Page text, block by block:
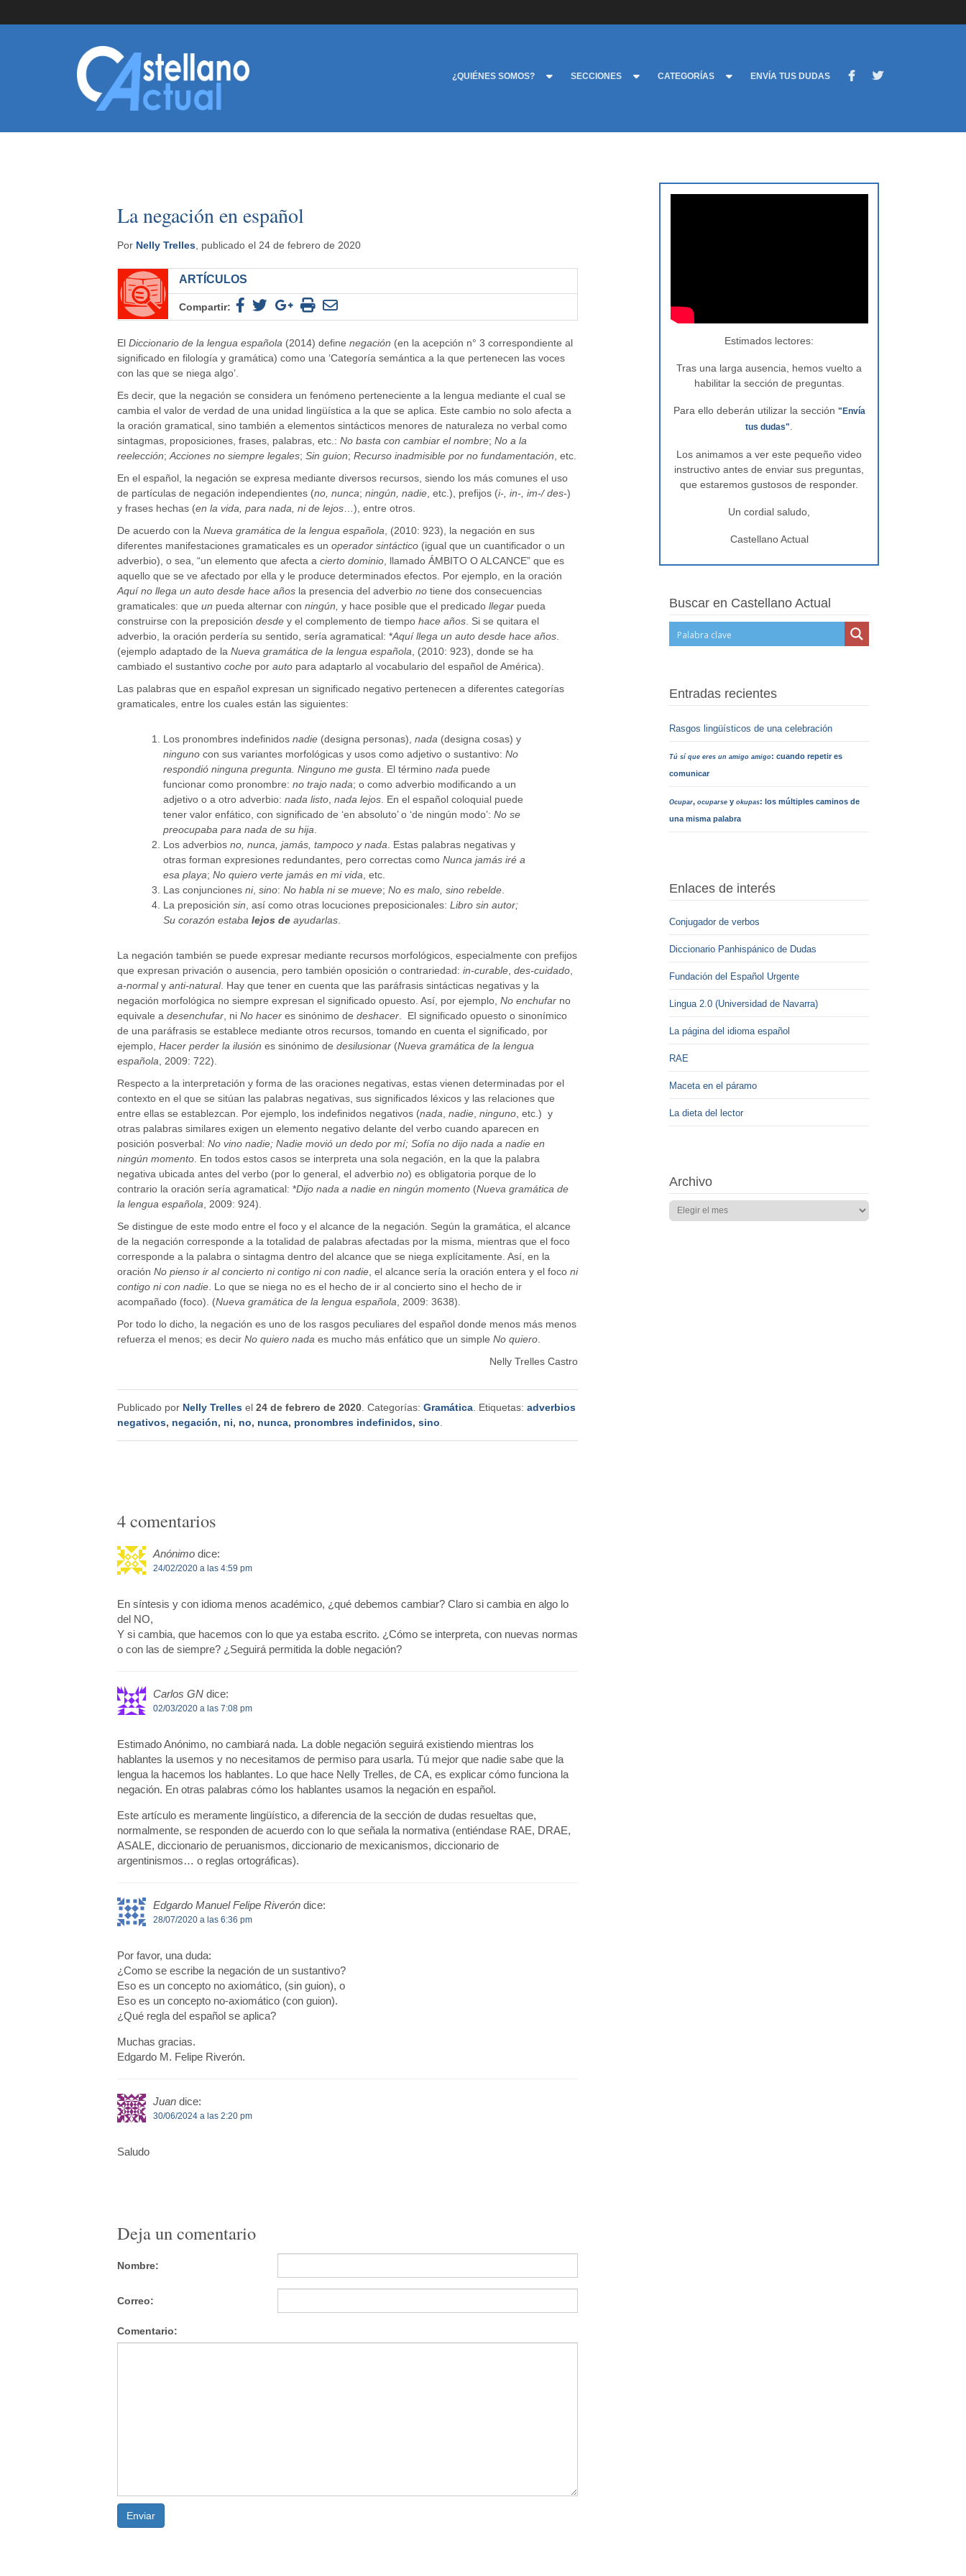
¿QUIÉNES SOMOS? SECCIONES CATEGORÍAS ENVÍA TUS DUDAS
La negación en español
Por Nelly Trelles, publicado el 24 de febrero de 2020
ARTÍCULOS
Compartir:
El Diccionario de la lengua española (2014) define negación (en la acepción n° 3 correspondiente al
significado en filología y gramática) como una ‘Categoría semántica a la que pertenecen las voces
con las que se niega algo’.
Es decir, que la negación se considera un fenómeno perteneciente a la lengua mediante el cual se
cambia el valor de verdad de una unidad lingüística a la que se aplica. Este cambio no solo afecta a
la oración gramatical, sino también a elementos sintácticos menores de naturaleza no verbal como
sintagmas, proposiciones, frases, palabras, etc.: No basta con cambiar el nombre; No a la
reelección; Acciones no siempre legales; Sin guion; Recurso inadmisible por no fundamentación , etc.
En el español, la negación se expresa mediante diversos recursos, siendo los más comunes el uso
de partículas de negación independientes (no, nunca; ningún, nadie, etc.), prefijos (i-, in-, im-/ des-)
y frases hechas (en la vida, para nada, ni de lejos…), entre otros.
De acuerdo con la Nueva gramática de la lengua española , (2010: 923), la negación en sus
diferentes manifestaciones gramaticales es un operador sintáctico(igual que un cuantificador o un
adverbio), o sea, “un elemento que afecta a cierto dominio, llamado ÁMBITO O ALCANCE” que es
aquello que se ve afectado por ella y le produce determinados efectos. Por ejemplo, en la oración
Aquí no llega un auto desde hace añosla presencia del adverbio notiene dos consecuencias
gramaticales: que un pueda alternar con ningún, y hace posible que el predicado llegarpueda
construirse con la preposición desdey el complemento de tiempo hace años. Si se quitara el
adverbio, la oración perdería su sentido, sería agramatical: *Aquí llega un auto desde hace años.
(ejemplo adaptado de la Nueva gramática de la lengua española , (2010: 923), donde se ha
cambiado el sustantivo cochepor autopara adaptarlo al vocabulario del español de América).
Las palabras que en español expresan un significado negativo pertenecen a diferentes categorías
gramaticales, entre los cuales están las siguientes:
Los pronombres indefinidos nadie (designa personas), nada (designa cosas) y
ningunocon sus variantes morfológicas y usos como adjetivo o sustantivo: No
respondió ninguna pregunta. Ninguno me gusta . El término nada puede
funcionar como pronombre: no trajo nada; o como adverbio modificando a un
adjetivo o a otro adverbio: nada listo, nada lejos. En el español coloquial puede
tener valor enfático, con significado de ‘en absoluto’ o ‘de ningún modo’: No se
preocupaba para nada de su hija
Los adverbios no, nunca, jamás, tampoco y nada . Estas palabras negativas y
otras forman expresiones redundantes, pero correctas como Nunca jamás iré a
esa playa; No quiero verte jamás en mi vida , etc.
Las conjunciones ni, sino: No habla ni se mueve; No es malo, sino rebelde.
La preposición sin , así como otras locuciones preposicionales: Libro sin autor;
Su corazón estaba lejos deayudarlas.
La negación también se puede expresar mediante recursos morfológicos, especialmente con prefijos
que expresan privación o ausencia, pero también oposición o contrariedad: in-curable, des-cuidado,
a-normaly anti-natural. Hay que tener en cuenta que las paráfrasis sintácticas negativas y la
negación morfológica no siempre expresan el significado opuesto. Así, por ejemplo, No enchufarno
equivale a desenchufar, ni No haceres sinónimo de deshacer. El significado opuesto o sinonímico
de una paráfrasis se establece mediante otros recursos, tomando en cuenta el significado, por
ejemplo, Hacer perder la ilusión es sinónimo de desilusionar(Nueva gramática de la lengua
española , 2009: 722).
Respecto a la interpretación y forma de las oraciones negativas, estas vienen determinadas por el
contexto en el que se sitúan las palabras negativas, sus significados léxicos y las relaciones que
entre ellas se establezcan. Por ejemplo, los indefinidos negativos (nada nadie, ninguno, etc.) y
otras palabras similares exigen un elemento negativo delante del verbo cuando aparecen en
posición posverbal: No vino nadie; Nadie movió un dedo por mí; Sofía no dijo nada a nadie en
ningún momento. En todos estos casos se interpreta una sola negación, en la que la palabra
negativa ubicada antes del verbo (por lo general, el adverbio no) es obligatoria porque de lo
contrario la oración sería agramatical: *Dijo nada a nadie en ningún momento(Nueva gramática de
la lengua española , 2009: 924).
Se distingue de este modo entre el foco y el alcance de la negación. Según la gramática, el alcance
de la negación corresponde a la totalidad de palabras afectadas por la misma, mientras que el foco
corresponde a la palabra o sintagma dentro del alcance que se niega explícitamente. Así, en la
oración No pienso ir al concierto ni contigo ni con nadie, el alcance sería la oración entera y el foco ni
contigo ni con nadie. Lo que se niega no es el hecho de ir al concierto sino el hecho de ir
acompañado (foco). (Nueva gramática de la lengua española , 2009: 3638).
Por todo lo dicho, la negación es uno de los rasgos peculiares del español donde menos más menos
refuerza el menos; es decir No quiero nada es mucho más enfático que un simple No quiero.
Nelly Trelles Castro
Publicado por Nelly Trellesel 24 de febrero de 2020. Categorías: Gramática. Etiquetas: adverbios
negativos, negación, ni, no, nunca, pronombres indefinidos, sino
4 comentarios
Anónimo dice:
24/02/2020 a las 4:59 pm
En síntesis y con idioma menos académico, ¿qué debemos cambiar? Claro si cambia en algo lo
del NO,
Y si cambia, que hacemos con lo que ya estaba escrito. ¿Cómo se interpreta, con nuevas normas
o con las de siempre? ¿Seguirá permitida la doble negación?
Carlos GN dice:
02/03/2020 a las 7:08 pm
Estimado Anónimo, no cambiará nada. La doble negación seguirá existiendo mientras los
hablantes la usemos y no necesitamos de permiso para usarla. Tú mejor que nadie sabe que la
lengua la hacemos los hablantes. Lo que hace Nelly Trelles, de CA, es explicar cómo funciona la
negación. En otras palabras cómo los hablantes usamos la negación en español.
Este artículo es meramente lingüístico, a diferencia de la sección de dudas resueltas que,
normalmente, se responden de acuerdo con lo que señala la normativa (entiéndase RAE, DRAE,
ASALE, diccionario de peruanismos, diccionario de mexicanismos, diccionario de
argentinismos… o reglas ortográficas).
Edgardo Manuel Felipe Riverón dice:
28/07/2020 a las 6:36 pm
Por favor, una duda:
¿Como se escribe la negación de un sustantivo?
Eso es un concepto no axiomático, (sin guion), o
Eso es un concepto no-axiomático (con guion).
¿Qué regla del español se aplica?
Muchas gracias.
Edgardo M. Felipe Riverón.
Juan dice:
30/06/2024 a las 2:20 pm
Saludo
Deja un comentario
Nombre:
Correo:
Comentario:
Enviar
Estimados lectores:
Tras una larga ausencia, hemos vuelto a
habilitar la sección de preguntas.
Para ello deberán utilizar la sección "Envía
tus dudas"
Los animamos a ver este pequeño video
instructivo antes de enviar sus preguntas,
que estaremos gustosos de responder.
Un cordial saludo,
Castellano Actual
Buscar en Castellano Actual
Entradas recientes
Rasgos lingüísticos de una celebración
Tú sí que eres un amigo amigo: cuando repetir es
comunicar
Ocupar, ocuparsey okupas: los múltiples caminos de
una misma palabra
Enlaces de interés
Conjugador de verbos
Diccionario Panhispánico de Dudas
Fundación del Español Urgente
Lingua 2.0 (Universidad de Navarra)
La página del idioma español
RAE
Maceta en el páramo
La dieta del lector
Archivo